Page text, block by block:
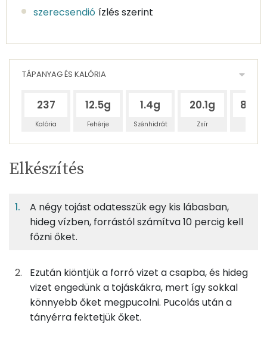
szerecsendió ízlés szerint
TÁPANYAG ÉS KALÓRIA
237
Kalória
12.5g
Fehérje
1.4g
Szénhidrát
20.1g
Zsír
Egy
adagban
11%
Fehérje
1%
Szénhidrát
17%
6g majonéz
29 kcal
10gtejföl
TÁPANYAGTARTALOM
Egy
adagban
2
adagban
100
grammban
TOP ásványi anyagok
Foszfor
Elkészítés
A négy tojást odatesszük egy kis lábasban,
hideg vízben, forrástól számítva 10 percig kell
főzni őket.
Ezután kiöntjük a forró vizet a csapba, és hideg
vizet engedünk a tojáskákra, mert így sokkal
könnyebb őket megpucolni. Pucolás után a
tányérra fektetjük őket.